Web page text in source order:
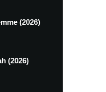
(2026)
(2026)